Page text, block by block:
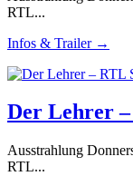
RTL...
Infos & Trailer →
Der Lehrer
Ausstrahlung
RTL...